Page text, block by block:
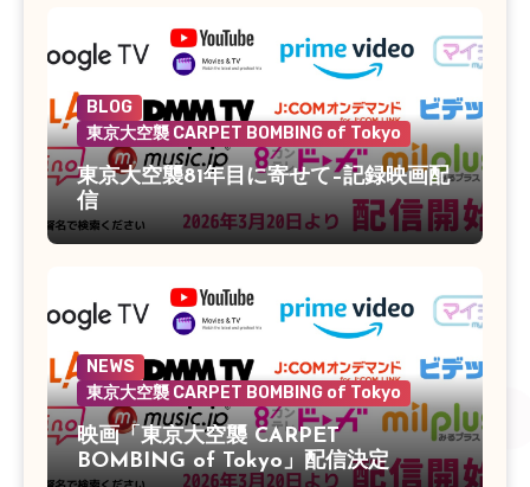
BLOG
東京大空襲 CARPET BOMBING of Tokyo
東京大空襲81年目に寄せて–記録映画配
信
NEWS
東京大空襲 CARPET BOMBING of Tokyo
映画「東京大空襲 CARPET
BOMBING of Tokyo」配信決定